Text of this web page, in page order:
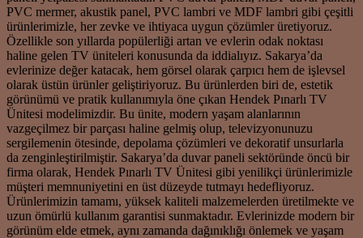
PVC mermer, akustik panel, PVC lambri ve MDF lambri gibi çeşitli
ürünlerimizle, her zevke ve ihtiyaca uygun çözümler üretiyoruz.
Özellikle son yıllarda popülerliği artan ve evlerin odak noktası
haline gelen TV üniteleri konusunda da iddialıyız. Sakarya’da
evlerinize değer katacak, hem görsel olarak çarpıcı hem de işlevsel
olarak üstün ürünler geliştiriyoruz. Bu ürünlerden biri de, estetik
görünümü ve pratik kullanımıyla öne çıkan Hendek Pınarlı TV
Ünitesi modelimizdir. Bu ünite, modern yaşam alanlarının
vazgeçilmez bir parçası haline gelmiş olup, televizyonunuzu
sergilemenin ötesinde, depolama çözümleri ve dekoratif unsurlarla
da zenginleştirilmiştir. Sakarya’da duvar paneli sektöründe öncü bir
firma olarak, Hendek Pınarlı TV Ünitesi gibi yenilikçi ürünlerimizle
müşteri memnuniyetini en üst düzeyde tutmayı hedefliyoruz.
Ürünlerimizin tamamı, yüksek kaliteli malzemelerden üretilmekte ve
uzun ömürlü kullanım garantisi sunmaktadır. Evlerinizde modern bir
görünüm elde etmek, aynı zamanda dağınıklığı önlemek ve yaşam